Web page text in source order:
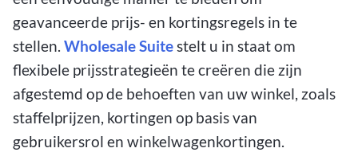
geavanceerde prijs- en kortingsregels in te
stellen. Wholesale Suitestelt u in staat om
flexibele prijsstrategieën te creëren die zijn
afgestemd op de behoeften van uw winkel, zoals
staffelprijzen, kortingen op basis van
gebruikersrol en winkelwagenkortingen.